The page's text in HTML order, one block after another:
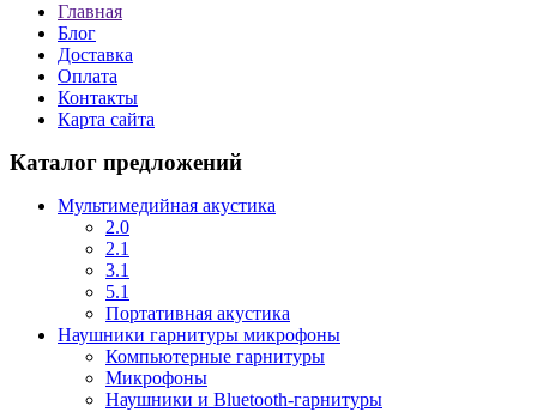
Главная
Блог
Доставка
Оплата
Контакты
Карта сайта
Каталог предложений
Мультимедийная акустика
2.0
2.1
3.1
5.1
Портативная акустика
Наушники гарнитуры микрофоны
Компьютерные гарнитуры
Микрофоны
Наушники и Bluetooth-гарнитуры